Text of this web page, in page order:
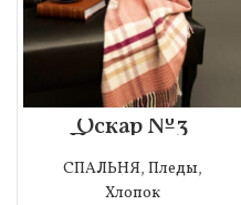
Оскар №3
Покрывало
200х220
СПАЛЬНЯ, Пледы,
Хлопок